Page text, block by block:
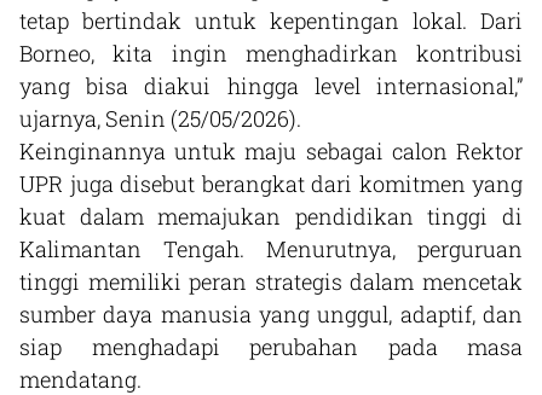
tetap bertindak untuk kepentingan lokal. Dari
Borneo, kita ingin menghadirkan kontribusi
yang bisa diakui hingga level internasional,”
ujarnya, Senin (25/05/2026).
Keinginannya untuk maju sebagai calon Rektor
UPR juga disebut berangkat dari komitmen yang
kuat dalam memajukan pendidikan tinggi di
Kalimantan Tengah. Menurutnya, perguruan
tinggi memiliki peran strategis dalam mencetak
sumber daya manusia yang unggul, adaptif, dan
siap menghadapi perubahan pada masa
mendatang.